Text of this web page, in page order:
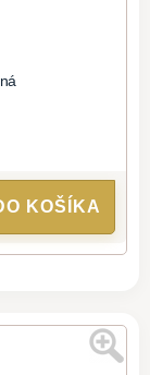
KOŠÍKA